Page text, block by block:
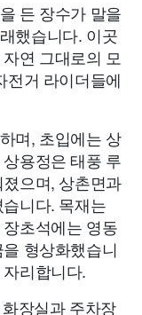
든 장수가 말을
했습니다. 이곳
연 그대로의 모
전거 라이더들에
며, 초입에는 상
용정은 태풍 루
으며, 상촌면과
니다. 목재는
초석에는 영동
형상화했습니
리합니다.
장실과 주차장